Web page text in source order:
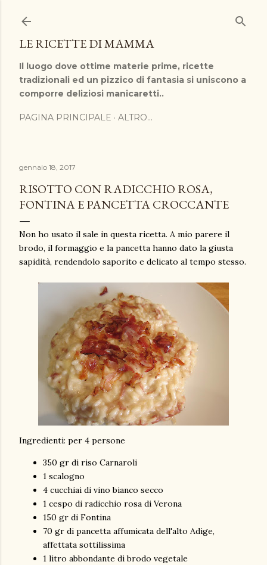
LE RICETTE DI MAMMA
Il luogo dove ottime materie prime, ricette
tradizionali ed un pizzico di fantasia si uniscono a
comporre deliziosi manicaretti..
PAGINA PRINCIPALE ALTRO…
gennaio 18, 2017
RISOTTO CON RADICCHIO ROSA,
FONTINA E PANCETTA CROCCANTE
Non ho usato il sale in questa ricetta. A mio parere il
brodo, il formaggio e la pancetta hanno dato la giusta
sapidità, rendendolo saporito e delicato al tempo stesso.
Ingredienti: per 4 persone
350 gr di riso Carnaroli
1 scalogno
4 cucchiai di vino bianco secco
1 cespo di radicchio rosa di Verona
150 gr di Fontina
70 gr di pancetta affumicata dell'alto Adige,
affettata sottilissima
1 litro abbondante di brodo vegetale